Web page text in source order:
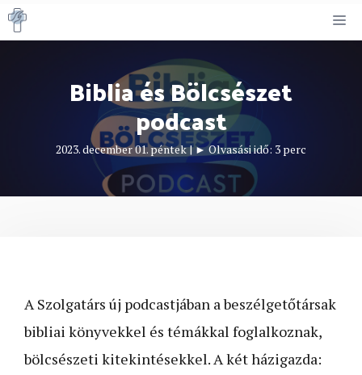
Kilépés
a
Biblia és Bölcsészet
podcast
2023. december 01. péntek|► Olvasási idő: 3 perc
A Szolgatárs új podcastjában a beszélgetőtársak
bibliai könyvekkel és témákkal foglalkoznak,
bölcsészeti kitekintésekkel. A két házigazda: